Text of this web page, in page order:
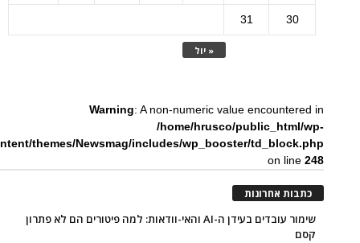
« יול
30
31
Warning: A non-numeric value encountered in
/home/hrusco/public_html/wp-
themes/Newsmag/includes/wp_booster/td_block.php
on line248
כתבות אחרונות
שימור עובדים בעידן ה-AI והאי-וודאות: למה פיטורים הם לא פתרון
קסם